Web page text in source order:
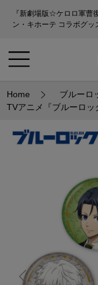
『新劇場版☆ケロロ軍曹
ン・キホーテ コラボグッ
Home ブルーロ
TVアニメ『ブルーロ